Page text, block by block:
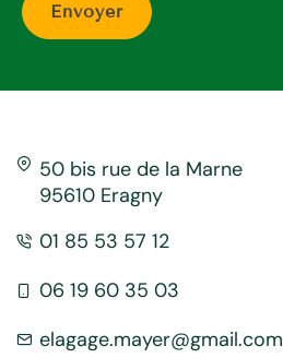
50 bis rue de la Marne
95610 Eragny
01 85 53 57 12
06 19 60 35 03
elagage.mayer@gmail.com